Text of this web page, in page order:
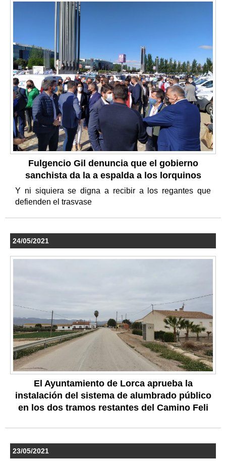
Fulgencio Gil denuncia que el gobierno
sanchista da la a espalda a los lorquinos
Y ni siquiera se digna a recibir a los regantes que
defienden el trasvase
24/05/2021
El Ayuntamiento de Lorca aprueba la
instalación del sistema de alumbrado público
en los dos tramos restantes del Camino Feli
23/05/2021